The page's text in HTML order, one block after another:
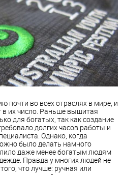
во всех отраслях в мире, и
их число. Раньше вышитая
для богатых, так как создание
долгих часов работы и
Однако, когда
было делать намного
даже менее богатым людям
Правда у многих людей не
что лучше: ручная или